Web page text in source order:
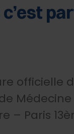
officielle
Médecine
– Paris